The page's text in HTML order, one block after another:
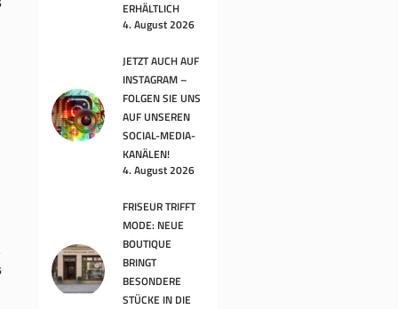
ERHÄLTLICH
4. August 2026
JETZT AUCH AUF
INSTAGRAM –
FOLGEN SIE UNS
AUF UNSEREN
SOCIAL-MEDIA-
KANÄLEN!
4. August 2026
FRISEUR TRIFFT
MODE: NEUE
BOUTIQUE
BRINGT
BESONDERE
STÜCKE IN DIE